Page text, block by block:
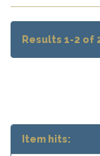
Results 1-2 of
Item hits: